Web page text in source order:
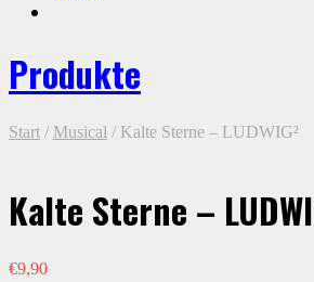
Produkte
Start / Musical / Kalte Sterne – LUDWIG²
Kalte Sterne –
€9,90